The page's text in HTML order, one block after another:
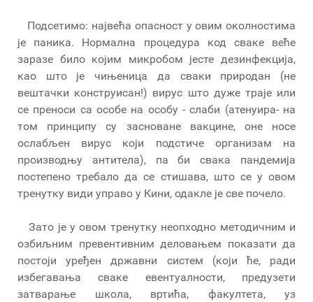
Подсетимо: највећа опасност у овим околностима
је паника. Нормална процедура код сваке веће
заразе било којим микробом јесте дезинфекција,
као што је чињеница да сваки природан (не
вештачки конструисан!) вирус што дуже траје или
се преноси са особе на особу - слаби (атенуира- на
том принципу су засноване вакцине, оне носе
ослабљен вирус који подстиче организам на
производњу антитела), па би свака пандемија
постепено требало да се стишава, што се у овом
тренутку види управо у Кини, одакле је све почело.
Зато је у овом тренутку неопходно методичним и
озбиљним превентивним деловањем показати да
постоји уређен државни систем (који ће, ради
избегавања сваке евентуалности, предузети
затварање школа, вртића, факултета, уз